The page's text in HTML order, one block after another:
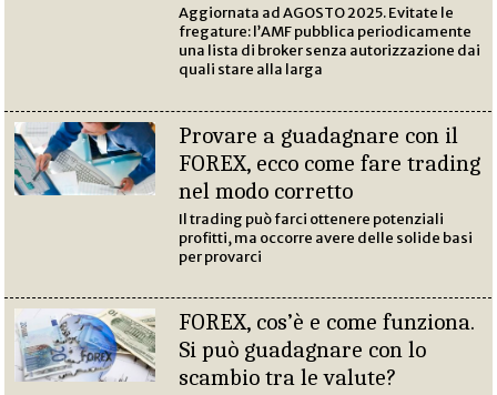
Aggiornata ad AGOSTO 2025. Evitate le
fregature: l’AMF pubblica periodicamente
una lista di broker senza autorizzazione dai
quali stare alla larga
Provare a guadagnare con il
FOREX, ecco come fare trading
nel modo corretto
Il trading può farci ottenere potenziali
profitti, ma occorre avere delle solide basi
per provarci
FOREX, cos’è e come funziona.
Si può guadagnare con lo
scambio tra le valute?